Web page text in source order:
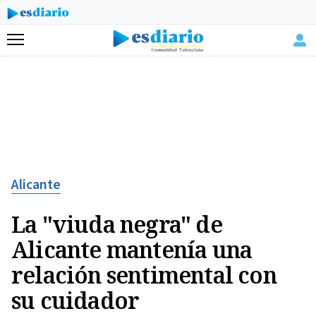
Menú
Alicante
La "viuda negra" de
Alicante mantenía una
relación sentimental con
su cuidador